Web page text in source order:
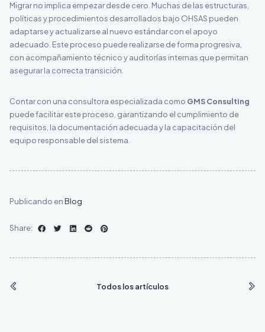
Migrar no implica empezar desde cero. Muchas de las estructuras,
políticas y procedimientos desarrollados bajo OHSAS pueden
adaptarse y actualizarse al nuevo estándar con el apoyo
adecuado. Este proceso puede realizarse de forma progresiva,
con acompañamiento técnico y auditorías internas que permitan
asegurar la correcta transición.
Contar con una consultora especializada como GMS Consulting
puede facilitar este proceso, garantizando el cumplimiento de
requisitos, la documentación adecuada y la capacitación del
equipo responsable del sistema.
Publicando en Blog
Share:
Todos los artículos